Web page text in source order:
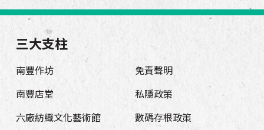
三大支柱
南豐作坊
南豐店堂
六廠紡織文化藝術館
免責聲明
私隱政策
數碼存根政策